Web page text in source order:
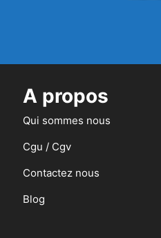
A propos
Qui sommes nous
Cgu / Cgv
Contactez nous
Blog